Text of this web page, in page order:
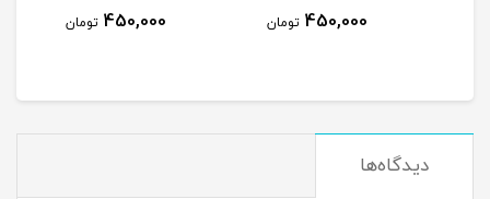
450,000 تومان 450,000 تومان
دیدگاه‌ها